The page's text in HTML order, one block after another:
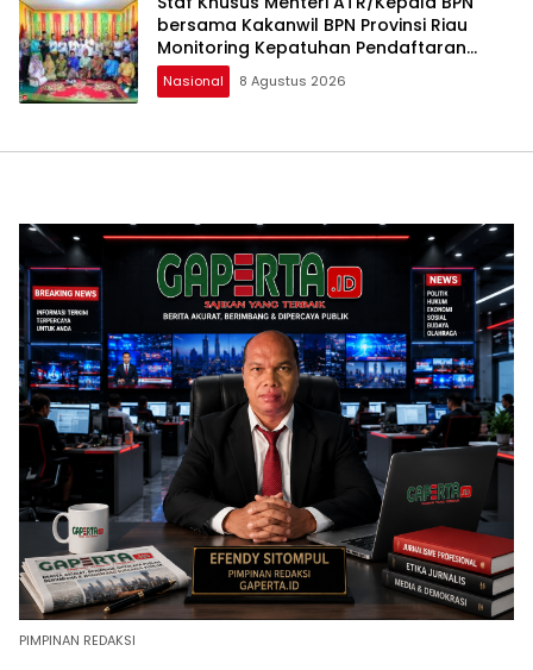
bersama Kakanwil BPN Provinsi Riau
Monitoring Kepatuhan Pendaftaran
Tanah Ulayat
Nasional 8 Agustus 2026
PIMPINAN REDAKSI